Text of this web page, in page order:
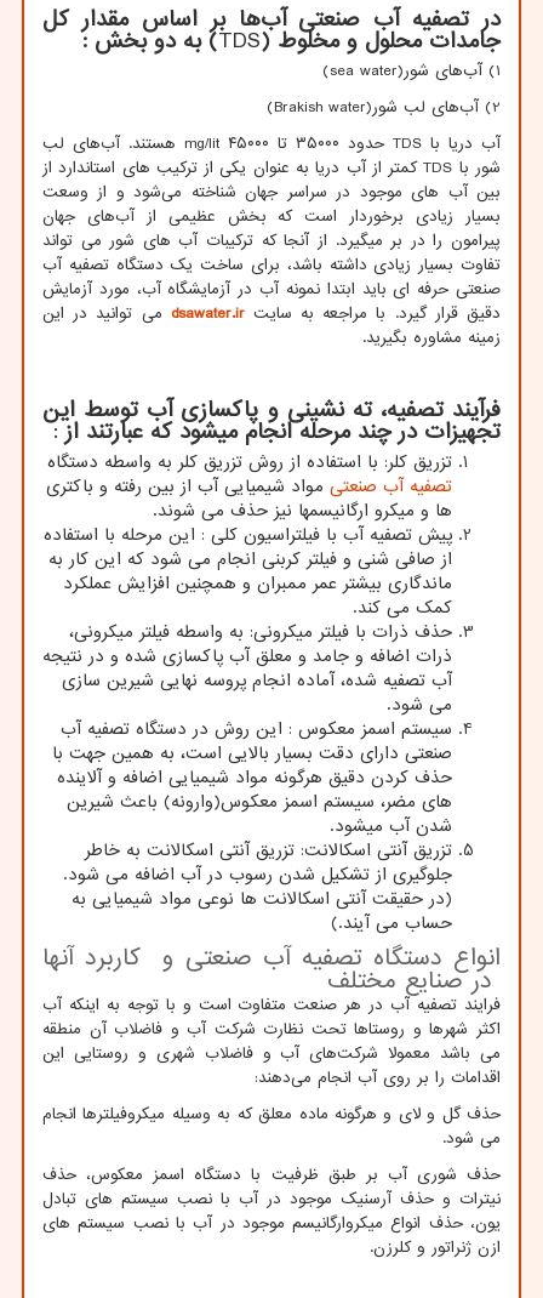
در تصفیه آب صنعتی آب‌ها بر اساس مقدار کل
جامدات محلول و مخلوط (TDS) به دو بخش :
1) آب‌های شور( sea water
)
2) آب‌های لب شور(
Brakish water
)
آب دریا با TDS حدود ۳۵۰۰۰ تا ۴۵۰۰۰ mg/lit هستند. آب‌های لب
شور با TDSکمتر از آب دریا به عنوان یکی از ترکیب های استاندارد از
بین آب های موجود در سراسر جهان شناخته می‌شود و از وسعت
بسیار زیادی برخوردار است که بخش عظیمی از آب‌های جهان
پیرامون را در بر میگیرد. از آنجا که ترکیبات آب های شور می تواند
تفاوت بسیار زیادی داشته باشد، برای ساخت یک دستگاه تصفیه آب
صنعتی حرفه ای باید ابتدا نمونه آب در آزمایشگاه آب، مورد آزمایش
دقیق قرار گیرد. با مراجعه به سایتdsawater.ir می توانید در این
زمینه مشاوره بگیرید.
فرآیند تصفیه، ته نشینی و پاکسازی آب توسط این
تجهیزات در چند مرحله انجام میشود که عبارتند از:
تزریق کلر: با استفاده از روش تزریق کلر به واسطه دستگاه
تصفیه آب صنعتی مواد شیمیایی آب از بین رفته و باکتری
ها و میکرو ارگانیسمها نیز حذف می شوند.
پیش تصفیه آب با فیلتراسیون کلی : این مرحله با استفاده
از صافی شنی و فیلتر کربنی انجام می شود که این کار به
ماندگاری بیشتر عمر ممبران و همچنین افزایش عملکرد
کمک می کند.
حذف ذرات با فیلتر میکرونی: به واسطه فیلتر میکرونی،
ذرات اضافه و جامد و معلق آب پاکسازی شده و در نتیجه
آب تصفیه شده، آماده انجام پروسه نهایی شیرین سازی
می شود.
سیستم اسمز معکوس : این روش در دستگاه تصفیه آب
صنعتی دارای دقت بسیار بالایی است، به همین جهت با
حذف کردن دقیق هرگونه مواد شیمیایی اضافه و آلاینده
های مضر، سیستم اسمز معکوس(وارونه) باعث شیرین
شدن آب میشود.
تزریق آنتی اسکالانت: تزریق آنتی اسکالانت به خاطر
جلوگیری از تشکیل شدن رسوب در آب اضافه می شود.
(در حقیقت آنتی اسکالانت ها نوعی مواد شیمیایی به
حساب می آیند.)
انواع دستگاه تصفیه آب صنعتی و کاربرد آنها
در صنایع مختلف
فرایند تصفیه آب در هر صنعت متفاوت است و با توجه به اینکه آب
اکثر شهرها و روستاها تحت نظارت شرکت آب و فاضلاب آن منطقه
می باشد معمولا شرکت‌های آب و فاضلاب شهری و روستایی این
اقدامات را بر روی آب انجام می‌دهند:
حذف گل ‌و لای و هرگونه ماده معلق که به وسیله میکروفیلترها انجام
می شود.
حذف شوری آب بر طبق ظرفیت با دستگاه اسمز معکوس، حذف
نیترات و حذف آرسنیک موجود در آب با نصب سیستم های تبادل
یون، حذف انواع میکروارگانیسم‌ موجود در آب با نصب سیستم های
ازن ژنراتور و کلرزن.